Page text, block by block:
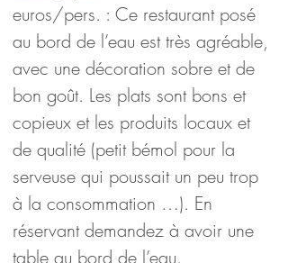
euros/pers. : Ce restaurant posé
au bord de l’eau est très agréable,
avec une décoration sobre et de
bon goût. Les plats sont bons et
copieux et les produits locaux et
de qualité (petit bémol pour la
serveuse qui poussait un peu trop
à la consommation …). En
réservant demandez à avoir une
table au bord de l’eau.